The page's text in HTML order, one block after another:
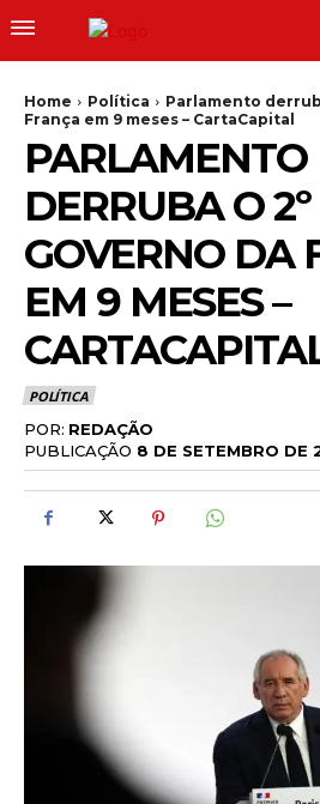
Home Política
Parlamento
França em 9 meses – CartaCapital
PARLAMENTO
DERRUBA O 2º
GOVERNO DA
EM 9 MESES –
POLÍTICA
POR: REDAÇÃO
PUBLICAÇÃO 8 DE SETEMBRO DE